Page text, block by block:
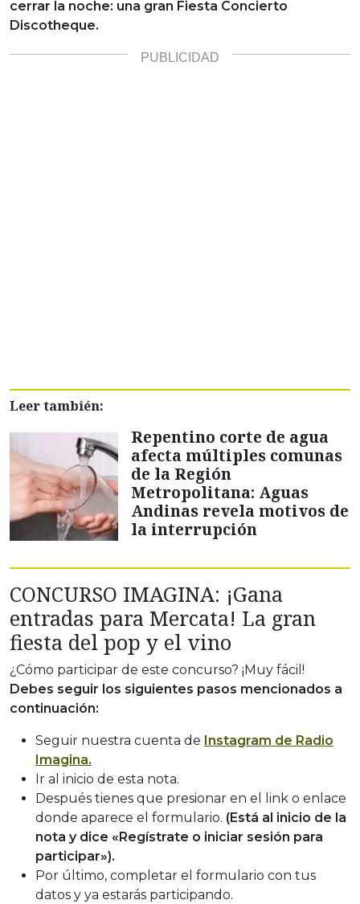
cerrar la noche: una gran Fiesta Concierto
Discotheque.
Leer también:
Repentino corte de agua
afecta múltiples comunas
de la Región
Metropolitana: Aguas
Andinas revela motivos de
la interrupción
CONCURSO IMAGINA: ¡Gana
entradas para Mercata! La gran
fiesta del pop y el vino
¿Cómo participar de este concurso? ¡Muy fácil!
Debes seguir los siguientes pasos mencionados a
continuación:
Seguir nuestra cuenta de Instagram de Radio
Imagina.
Ir al inicio de esta nota.
Después tienes que presionar en el link o enlace
donde aparece el formulario. (Está al inicio de la
nota y dice «Regístrate o iniciar sesión para
participar»).
Por último, completar el formulario con tus
datos y ya estarás participando.